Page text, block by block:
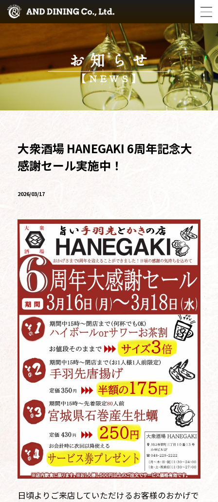
お知らせ
【NEWS】
大衆酒場 HANEGAKI 6周年記念大
感謝セール実施中！
2026/03/17
日頃よりご来店していただけるお客様のおかげで